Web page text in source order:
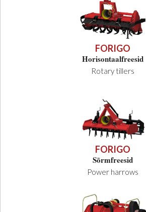
FORIGO
Horisontaalfreesid
Rotary tillers
FORIGO
Sõrmfreesid
Power harrows